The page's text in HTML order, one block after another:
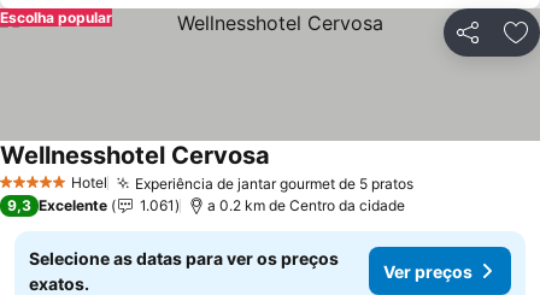
Partilhar
Escolha popular
5 Estrelas Hotel Experiência de jantar gourmet de 5 pratos
Wellnesshotel Cervosa
9,3 Excelente 1.061 a 0.2 km de Centro da cidade
Selecione as datas para ver os preços
exatos.
Ver preços